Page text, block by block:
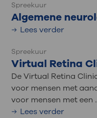
Spreekuur
Algemene
Lees verder
Spreekuur
Virtual Retina
De Virtual Retina
voor mensen met
voor mensen met een
Lees verder